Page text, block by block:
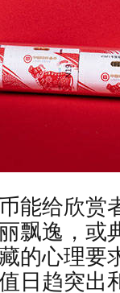
能给欣赏
飘逸，
的心理要
日趋突出